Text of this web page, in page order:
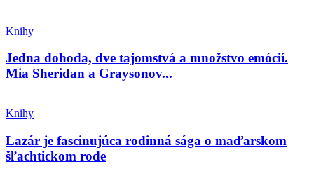
Knihy
Jedna dohoda, dve tajomstvá a množstvo emócií.
Mia Sheridan a Graysonov...
Knihy
Lazár je fascinujúca rodinná sága o maďarskom
šľachtickom rode